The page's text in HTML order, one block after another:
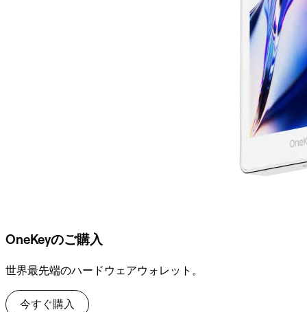
OneKeyのご購入
世界最先端のハードウェアウォレット。
今すぐ購入